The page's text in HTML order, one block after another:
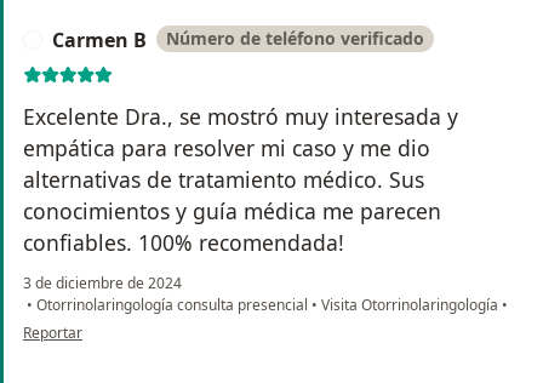
Carmen B Número de teléfono verificado
Excelente Dra., se mostró muy interesada y
empática para resolver mi caso y me dio
alternativas de tratamiento médico. Sus
conocimientos y guía médica me parecen
confiables. 100% recomendada!
3 de diciembre de 2024
• Otorrinolaringología consulta presencial • Visita Otorrinolaringología •
en opinión del usuario Carmen B
Reportar